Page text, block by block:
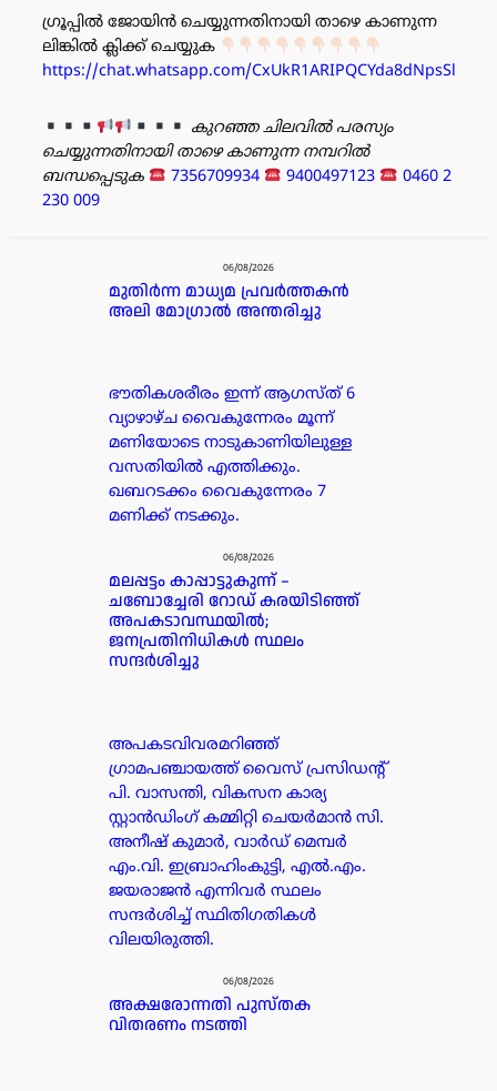
ഗ്രൂപ്പിൽ ജോയിൻ ചെയ്യുന്നതിനായി താഴെ കാണുന്ന
ലിങ്കിൽ ക്ലിക്ക് ചെയ്യുക
https://chat.whatsapp.com/CxUkR1ARIPQCYda8dNpsSl
കുറഞ്ഞ ചിലവിൽ പരസ്യം
ചെയ്യുന്നതിനായി താഴെ കാണുന്ന നമ്പറിൽ
ബന്ധപ്പെടുക
7356709934 9400497123
0460 2
230 009
06/08/2026
മുതിർന്ന മാധ്യമ പ്രവർത്തകൻ
അലി മോഗ്രാൽ അന്തരിച്ചു
ഭൗതികശരീരം ഇന്ന് ആഗസ്ത് 6
വ്യാഴാഴ്ച വൈകുന്നേരം മൂന്ന്
മണിയോടെ നാടുകാണിയിലുള്ള
വസതിയിൽ എത്തിക്കും.
ഖബറടക്കം വൈകുന്നേരം 7
മണിക്ക് നടക്കും.
06/08/2026
മലപ്പട്ടം കാപ്പാട്ടുകുന്ന് –
ചബോച്ചേരി റോഡ് കരയിടിഞ്ഞ്
അപകടാവസ്ഥയിൽ;
ജനപ്രതിനിധികൾ സ്ഥലം
സന്ദർശിച്ചു
അപകടവിവരമറിഞ്ഞ്
ഗ്രാമപഞ്ചായത്ത് വൈസ് പ്രസിഡന്റ്
പി. വാസന്തി, വികസന കാര്യ
സ്റ്റാൻഡിംഗ് കമ്മിറ്റി ചെയർമാൻ സി.
അനീഷ് കുമാർ, വാർഡ് മെമ്പർ
എം.വി. ഇബ്രാഹിംകുട്ടി, എൽ.എം.
ജയരാജൻ എന്നിവർ സ്ഥലം
സന്ദർശിച്ച് സ്ഥിതിഗതികൾ
വിലയിരുത്തി.
06/08/2026
അക്ഷരോന്നതി പുസ്തക
വിതരണം നടത്തി